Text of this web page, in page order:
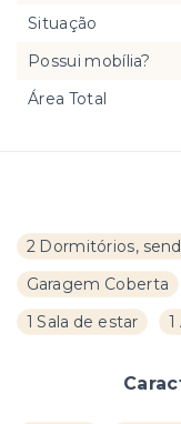
2 Dormitórios,
Garagem Coberta
1 Sala de estar
Situação
Possui mobília?
Área Total